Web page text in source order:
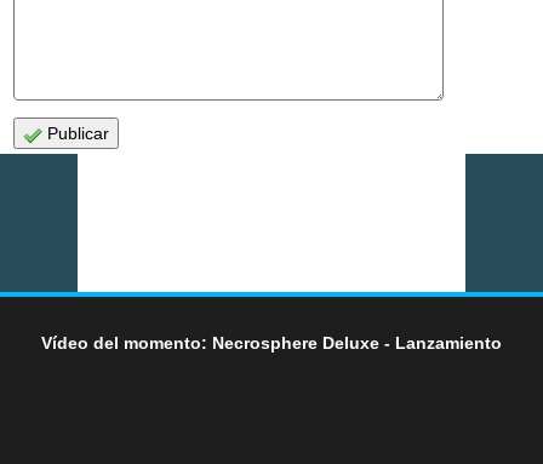
Publicar
Vídeo del momento: Necrosphere Deluxe - Lanzamiento